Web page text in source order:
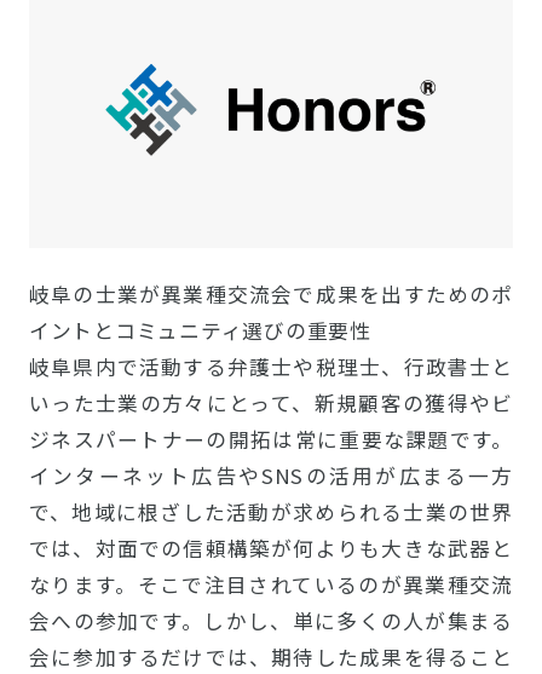
岐阜の士業が異業種交流会で成果を出すためのポ
イントとコミュニティ選びの重要性
岐阜県内で活動する弁護士や税理士、行政書士と
いった士業の方々にとって、新規顧客の獲得やビ
ジネスパートナーの開拓は常に重要な課題です。
インターネット広告やSNSの活用が広まる一方
で、地域に根ざした活動が求められる士業の世界
では、対面での信頼構築が何よりも大きな武器と
なります。そこで注目されているのが異業種交流
会への参加です。しかし、単に多くの人が集まる
会に参加するだけでは、期待した成果を得ること